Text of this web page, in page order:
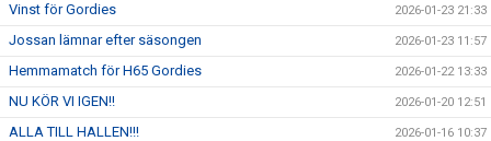
Vinst för Gordies 2026-01-23 21:33
Jossan lämnar efter säsongen 2026-01-23 11:57
Hemmamatch för H65 Gordies 2026-01-22 13:33
NU KÖR VI IGEN!! 2026-01-20 12:51
ALLA TILL HALLEN!!! 2026-01-16 10:37